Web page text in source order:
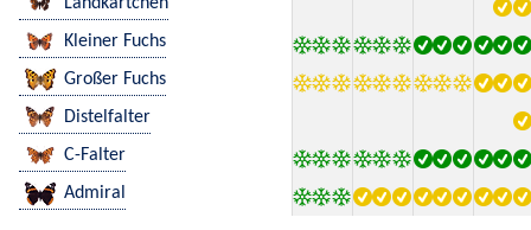
Kleiner Fuchs
Großer Fuchs
Distelfalter
C-Falter
Admiral